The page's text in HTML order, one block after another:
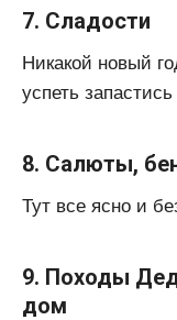
7. Сладости
Никакой новый
успеть
8. Салюты,
Тут все ясно и
9. Походы
дом